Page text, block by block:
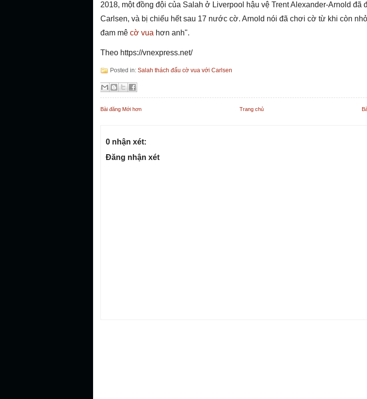
2018, một đồng đội của Salah ở Liverpool hậu vệ Trent Alexander-Arnold đã
Carlsen, và bị chiếu hết sau 17 nước cờ. Arnold nói đã chơi cờ từ khi còn
đam mê cờ vua hơn anh".
Theo https://vnexpress.net/
Posted in: Salah thách đấu cờ vua với Carlsen
Bài đăng Mới hơn Trang chủ
0 nhận xét:
Đăng nhận xét